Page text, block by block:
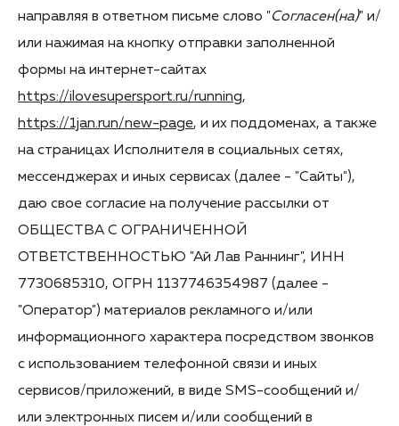
направляя в ответном письме слово "Согласен(на)" и/
или нажимая на кнопку отправки заполненной
формы на интернет-сайтах
https://ilovesupersport.ru/running,
https://1jan.run/new-page, и их поддоменах, а также
на страницах Исполнителя в социальных сетях,
мессенджерах и иных сервисах (далее - "Сайты"),
даю свое согласие на получение рассылки от
ОБЩЕСТВА С ОГРАНИЧЕННОЙ
ОТВЕТСТВЕННОСТЬЮ "Ай Лав Раннинг", ИНН
7730685310, ОГРН 1137746354987 (далее -
"Оператор") материалов рекламного и/или
информационного характера посредством звонков
с использованием телефонной связи и иных
сервисов/приложений, в виде SMS-сообщений и/
или электронных писем и/или сообщений в